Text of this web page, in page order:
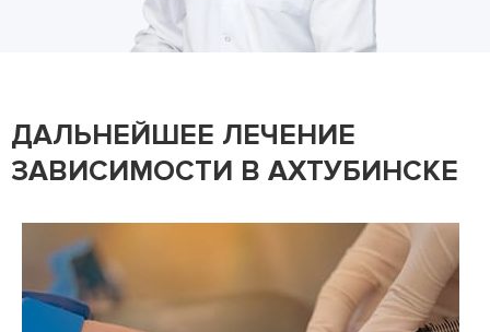
ДАЛЬНЕЙШЕЕ ЛЕЧЕНИЕ
ЗАВИСИМОСТИ В АХТУБИНСКЕ